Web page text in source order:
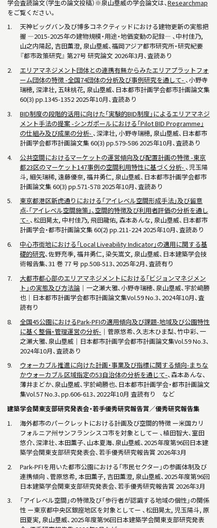
学会査読論文（学生の論文投稿）※泉山塁威の学会論文は、Researchmap
をご覧ください。
天神ビッグバン及び博多コネクティッドにおける建物更新の実態把
握 ―2015-2025年の建物規模・用途・地価変動の記録― 、中村佳乃,
山之内陽起, 吉田薫澄, 泉山塁威、福岡アジア都市研究所・研究紀要
『都市政策研究』 第27号 研究論文 2026年3月、査読あり
エリアマネジメント団体との連携有無からみたエリアプラットフォ
ーム団体の特徴 -全国74団体の分析及び事例研究を通して- 、小野寺
瑞穂, 深津壮, 五味桃花, 泉山塁威、日本都市計画学会都市計画論文集
60(3) pp.1345-1352 2025年10月、査読あり
BID制度の段階的活用に向けた「実験的BID制度」によるエリアマネジ
メント手法の提案 -シンガポールにおける「Pilot BID Programme」
の仕組み及び成果の分析- 、深津壮, 小野寺瑞穂, 泉山塁威、日本都市
計画学会都市計画論文集 60(3) pp.579-586 2025年10月、査読あり
公共空間におけるマーケットの運営傾向及び配置計画の特徴 -東京
都23区のマーケット147事例の空間利用特性に基づく分析- 、児玉陽
斗, 細矢瑞稀, 遠藤優奈, 福井勇仁, 泉山塁威、日本都市計画学会都市
計画論文集 60(3) pp.571-578 2025年10月、査読あり
東京都港区新虎通りにおける「アイレベル空間形成手法」及び留意
点-「アイレベル空間施策」、空間的特徴及び利用者評価の分析を通し
て- 、松田晃太, 中村佳乃, 飛田龍佑, 森本あんな, 泉山塁威、日本都市
計画学会・都市計画論文集 60(2) pp.211-224 2025年10月、査読あり
中心市街地における「Local Liveability Indicator」の適用に関する基
礎的研究、佐野充季, 福井勇仁, 染矢嵩文, 泉山塁威、日本建築学会技
術報告集、31 巻 77 号 pp.508-513、2025年2月、査読有り
大都市都心部のエリアマネジメントにおける「ビジョンマネジメン
ト」の実態及び方法論 ｜一之瀬大雅、小野寺瑞穂、泉山塁威、宇於﨑勝
也｜日本都市計画学会都市計画論文集Vol.59 No.3、2024年10月、査
読有り
全国45公園におけるPark-PFIの適用傾向及び課題-地域及び公園特性
に基く整備・管理運営の分析- ｜菅原悠希、久志木ひま梨、竹中彩、一
之瀬大雅、泉山塁威｜日本都市計画学会都市計画論文集Vol.59 No.3、
2024年10月、査読あり
ウォーカブル推進に向けた計画・事業及び指標に関する傾向-まちな
かウォーカブル区域指定の53自治体の分析を通じて-、森本あんな、
薄井まどか、泉山塁威、宇於﨑勝也、日本都市計画学会・都市計画論文
集Vol.57 No.3、pp.606-613、2022年10月 査読有り など
建築学会関東支部研究発表会・若手優秀研究報告賞／優秀研究報告集
海外都市のパークレットにおける計画及び空間的特徴 ー米国カリ
フォルニア州サンフランシスコ市を対象としてー 、植田智大、室田
悠介、深津壮、本田薫子、山本夏海、泉山塁威、2025年度第96回日本建
築学会関東支部研究発表会、若手優秀研究報告賞 2026年3月
Park-PFIを用いた都市公園における「市民セクター」の参画体制及び
連携傾向 、菅原悠希, 本田薫子, 吉田薫澄, 泉山塁威、2025年度第96回
日本建築学会関東支部研究発表会、若手優秀研究報告賞 2026年3月
「アイレベル空間」の特徴及び「歩行者が認識する地域の個性」の関係
性 ー東京都中央区銀座地区を対象としてー 、松田晃太, 児玉陽斗, 原
田夏実, 泉山塁威、2025年度第96回日本建築学会関東支部研究発表